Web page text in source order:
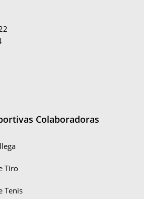
Colaboradoras
Tiro
Tenis